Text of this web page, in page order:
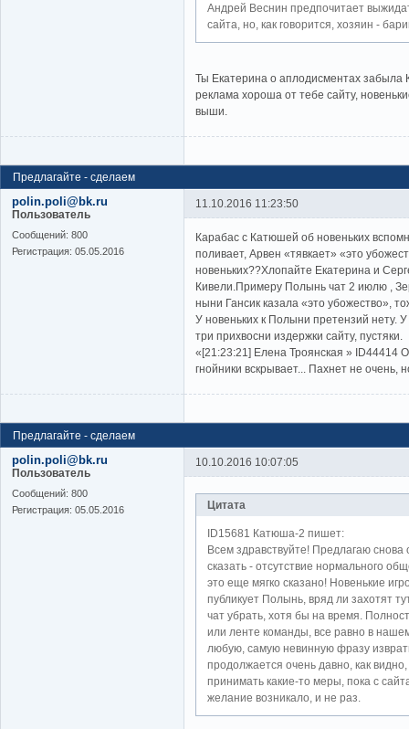
Андрей Веснин предпочитает
сайта, но, как говорится, хозяин -
Ты Екатерина о аплодисментах
реклама хороша от тебе сайту,
выши.
Предлагайте - сделаем
polin.poli@bk.ru
Пользователь
Cообщений: 800
Регистрация: 05.05.2016
11.10.2016 11:23:50
Карабас с Катюшей об новеньких
поливает, Арвен «тявкает» «это
новеньких??Хлопайте Екатерина и
Кивели.Примеру Полынь чат 2 июлю ,
ныни Гансик казала «это убожество»,
У новеньких к Полыни претензий нету.
три прихвосни издержки сайту, пустяки.
«[21:23:21] Елена Троянская » ID44414
гнойники вскрывает... Пахнет не очень,
Предлагайте - сделаем
polin.poli@bk.ru
Пользователь
Cообщений: 800
Регистрация: 05.05.2016
10.10.2016 10:07:05
Цитата
ID15681 Катюша-2 пишет:
Всем здравствуйте! Предлагаю
сказать - отсутствие нормального
это еще мягко сказано! Новенькие
публикует Полынь, вряд ли захотят
чат убрать, хотя бы на время.
или ленте команды, все равно в
любую, самую невинную фразу
продолжается очень давно, как
принимать какие-то меры, пока с
желание возникало, и не раз.